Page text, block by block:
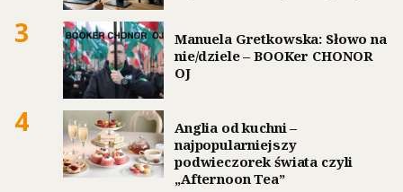
3
Manuela Gretkowska: Słowo na
nie/dziele – BOOKer CHONOR
OJ
4
Anglia od kuchni –
najpopularniejszy
podwieczorek świata czyli
„Afternoon Tea”